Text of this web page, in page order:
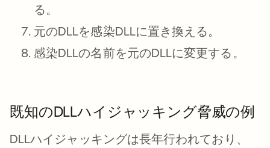
る。
元のDLLを感染DLLに置き換える。
感染DLLの名前を元のDLLに変更する。
既知のDLLハイジャッキング脅威の例
DLLハイジャッキングは長年行われており、